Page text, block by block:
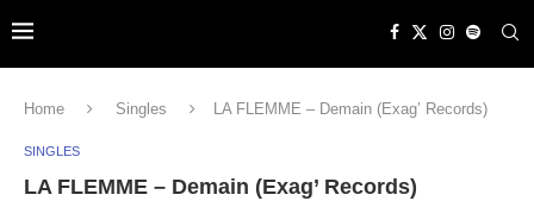
Home Singles LA FLEMME – Demain (Exag’ Records)
SINGLES
LA FLEMME – Demain (Exag’ Records)